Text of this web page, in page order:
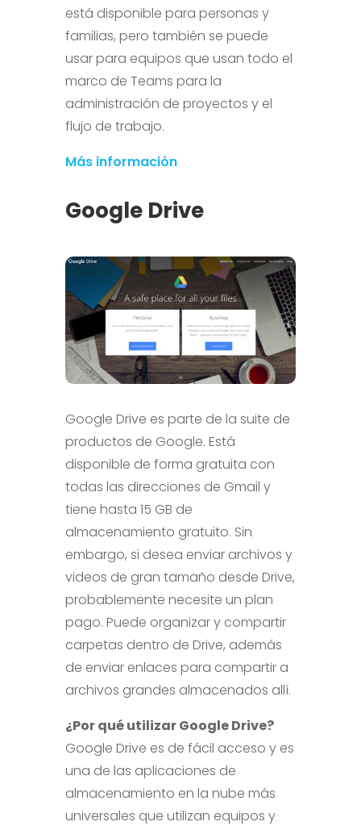
está disponible para personas y
familias, pero también se puede
usar para equipos que usan todo el
marco de Teams para la
administración de proyectos y el
flujo de trabajo.
Más información
Google Drive
Google Drive es parte de la suite de
productos de Google. Está
disponible de forma gratuita con
todas las direcciones de Gmail y
tiene hasta 15 GB de
almacenamiento gratuito. Sin
embargo, si desea enviar archivos y
videos de gran tamaño desde Drive,
probablemente necesite un plan
pago. Puede organizar y compartir
carpetas dentro de Drive, además
de enviar enlaces para compartir a
archivos grandes almacenados allí.
¿Por qué utilizar Google Drive?
Google Drive es de fácil acceso y es
una de las aplicaciones de
almacenamiento en la nube más
universales que utilizan equipos y